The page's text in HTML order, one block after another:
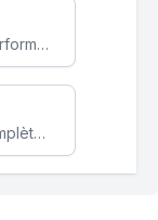
Garantissez la stabilité et la performance de votre entreprise avec une infrastructure IT sécurisée et évolutive.
Microsoft 365 une solution complète qui booste votre productivité, renforce la sécurité de vos données et facilite la collaboration.